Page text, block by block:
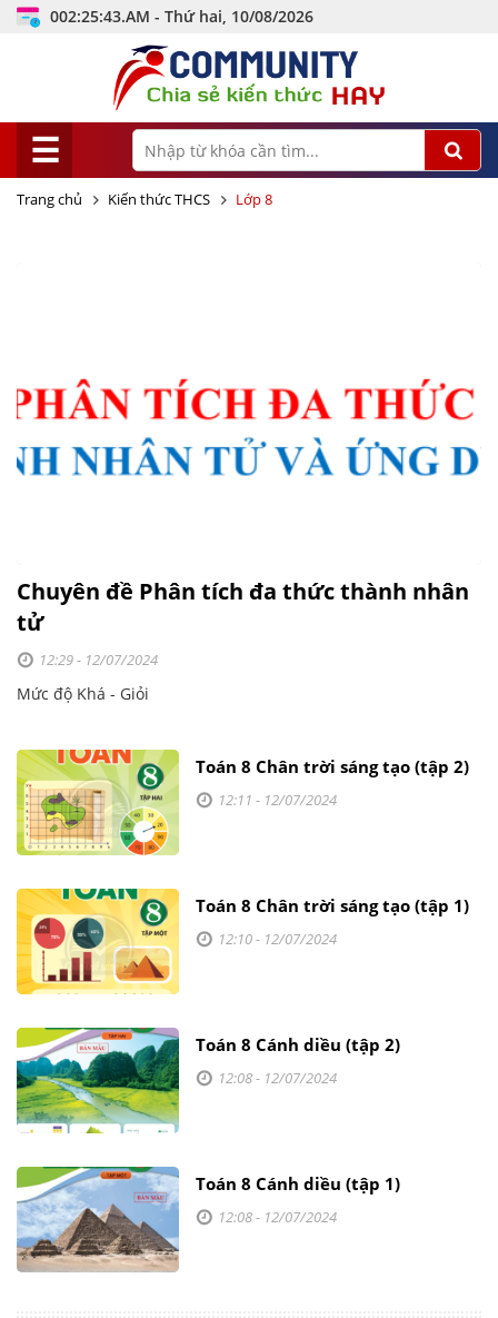
002:25:44.AM - Thứ hai, 10/08/2026
☰
Trang chủ Kiến thức THCS Lớp 8
Chuyên đề Phân tích đa thức thành nhân
tử
12:29 - 12/07/2024
Mức độ Khá - Giỏi
Toán 8 Chân trời sáng tạo (tập 2)
12:11 - 12/07/2024
Toán 8 Chân trời sáng tạo (tập 1)
12:10 - 12/07/2024
Toán 8 Cánh diều (tập 2)
12:08 - 12/07/2024
Toán 8 Cánh diều (tập 1)
12:08 - 12/07/2024